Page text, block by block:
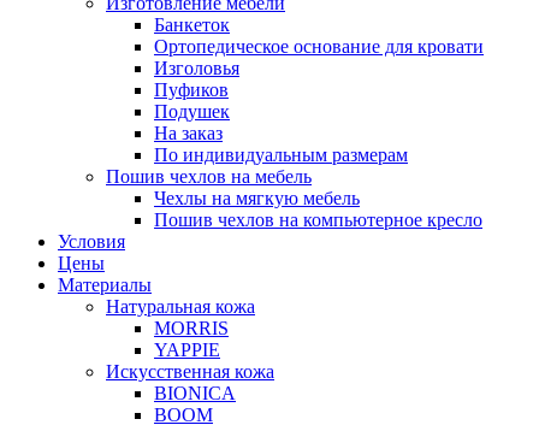
Банкеток
Ортопедическое основание для кровати
Изголовья
Пуфиков
Подушек
На заказ
По индивидуальным размерам
Пошив чехлов на мебель
Чехлы на мягкую мебель
Пошив чехлов на компьютерное кресло
Условия
Цены
Материалы
Натуральная кожа
MORRIS
YAPPIE
Искусственная кожа
BIONICA
BOOM